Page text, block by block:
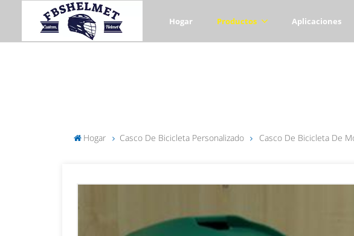
Hogar Productos Aplicaciones
Hogar Casco De Bicicleta Personalizado Casco De Bicicleta De